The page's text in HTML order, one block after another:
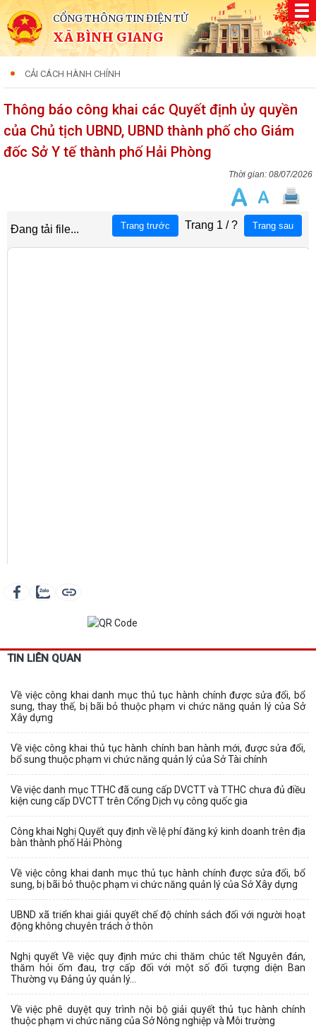
CỔNG THÔNG TIN ĐIỆN TỬ
XÃ BÌNH GIANG
CẢI CÁCH HÀNH CHÍNH
Thông báo công khai các Quyết định ủy quyền
của Chủ tịch UBND, UBND thành phố cho Giám
đốc Sở Y tế thành phố Hải Phòng
08/07/2026
TIN LIÊN QUAN
Về việc công khai danh mục thủ tục hành chính được sửa đổi, bổ
sung, thay thế, bị bãi bỏ thuộc phạm vi chức năng quản lý của Sở
Xây dựng
Về việc công khai thủ tục hành chính ban hành mới, được sửa đổi,
bổ sung thuộc phạm vi chức năng quản lý của Sở Tài chính
Về việc danh mục TTHC đã cung cấp DVCTT và TTHC chưa đủ điều
kiện cung cấp DVCTT trên Cổng Dịch vụ công quốc gia
Công khai Nghị Quyết quy định về lệ phí đăng ký kinh doanh trên địa
bàn thành phố Hải Phòng
Về việc công khai danh mục thủ tục hành chính được sửa đổi, bổ
sung, bị bãi bỏ thuộc phạm vi chức năng quản lý của Sở Xây dựng
UBND xã triển khai giải quyết chế độ chính sách đối với người hoạt
động không chuyên trách ở thôn
Nghị quyết Về việc quy định mức chi thăm chúc tết Nguyên đán,
thăm hỏi ốm đau, trợ cấp đối với một số đối tượng diện Ban
Thường vụ Đảng ủy quản lý...
Về việc phê duyệt quy trình nội bộ giải quyết thủ tục hành chính
thuộc phạm vi chức năng của Sở Nông nghiệp và Môi trường